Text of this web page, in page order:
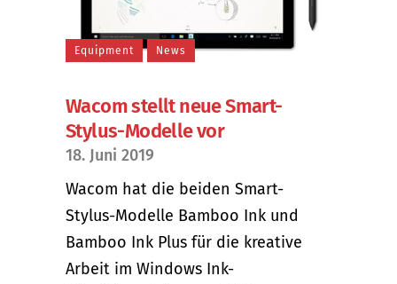
Equipment News
Wacom stellt neue Smart-
Stylus-Modelle vor
18. Juni 2019
Wacom hat die beiden Smart-
Stylus-Modelle Bamboo Ink und
Bamboo Ink Plus für die kreative
Arbeit im Windows Ink-